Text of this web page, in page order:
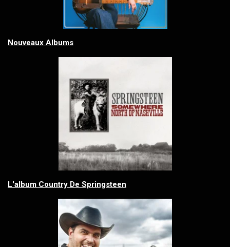
Nouveaux Albums
L'album Country De Springsteen